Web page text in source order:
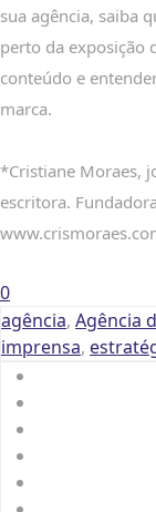
sua agência, saiba
perto da exposição
conteúdo e
marca.
*Cristiane Moraes,
escritora.
0
agência, Agência
imprensa,